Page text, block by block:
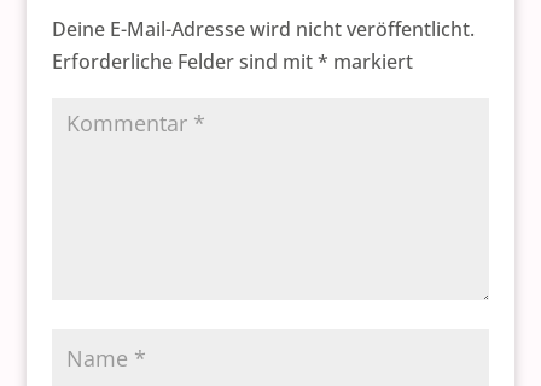
Deine E-Mail-Adresse wird nicht veröffentlicht.
Erforderliche Felder sind mit* markiert